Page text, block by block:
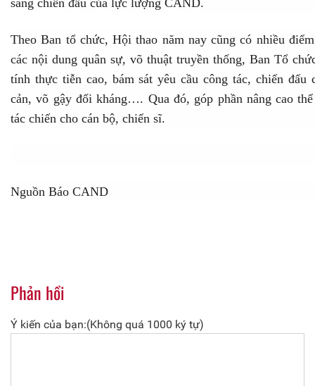
sàng chiến đấu của lực lượng CAND.
Theo Ban tổ chức, Hội thao năm nay cũng có nhiều
các nội dung quân sự, võ thuật truyền thống, Ban Tổ
tính thực tiễn cao, bám sát yêu cầu công tác, chiến
cản, võ gậy đối kháng…. Qua đó, góp phần nâng cao
tác chiến cho cán bộ, chiến sĩ.
Nguồn Báo CAND
Phản hồi
Ý kiến của bạn:(Không quá 1000 ký tự)